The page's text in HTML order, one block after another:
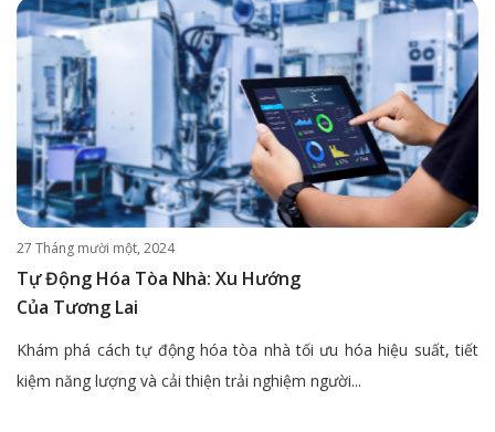
27 Tháng mười một, 2024
Tự Động Hóa Tòa Nhà: Xu Hướng
Của Tương Lai
Khám phá cách tự động hóa tòa nhà tối ưu hóa hiệu suất, tiết
kiệm năng lượng và cải thiện trải nghiệm người...